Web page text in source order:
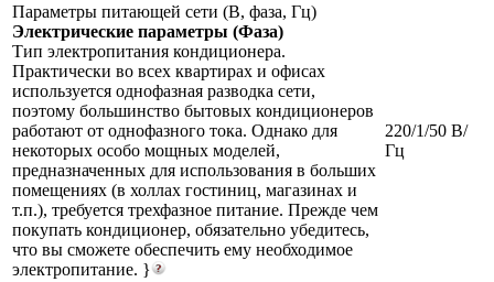
Параметры питающей сети (В, фаза, Гц)
Электрические параметры (Фаза)
Тип электропитания кондиционера.
Практически во всех квартирах и офисах
используется однофазная разводка сети,
поэтому большинство бытовых кондиционеров
работают от однофазного тока. Однако для
некоторых особо мощных моделей,
предназначенных для использования в больших
помещениях (в холлах гостиниц, магазинах и
т.п.), требуется трехфазное питание. Прежде чем
покупать кондиционер, обязательно убедитесь,
что вы сможете обеспечить ему необходимое
электропитание. }
220/1/50 В/
Гц